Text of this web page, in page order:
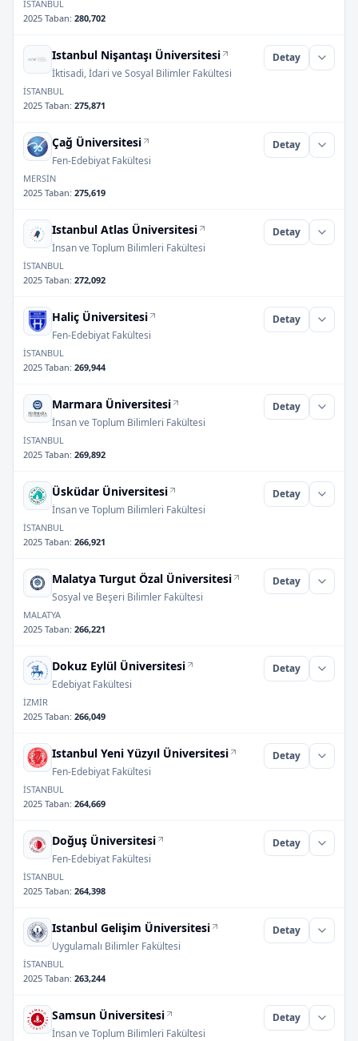
İSTANBUL
2025 Taban: 280,702
Istanbul Nişantaşı Üniversitesi
İktisadi, İdari ve Sosyal Bilimler Fakültesi
Detay
İSTANBUL
2025 Taban: 275,871
Çağ Üniversitesi
Fen-Edebiyat Fakültesi
Detay
MERSİN
2025 Taban: 275,619
Istanbul Atlas Üniversitesi
İnsan ve Toplum Bilimleri Fakültesi
Detay
İSTANBUL
2025 Taban: 272,092
Haliç Üniversitesi
Fen-Edebiyat Fakültesi
Detay
İSTANBUL
2025 Taban: 269,944
Marmara Üniversitesi
İnsan ve Toplum Bilimleri Fakültesi
Detay
İSTANBUL
2025 Taban: 269,892
Üsküdar Üniversitesi
İnsan ve Toplum Bilimleri Fakültesi
Detay
İSTANBUL
2025 Taban: 266,921
Malatya Turgut Özal Üniversitesi
Sosyal ve Beşeri Bilimler Fakültesi
Detay
MALATYA
2025 Taban: 266,221
Dokuz Eylül Üniversitesi
Edebiyat Fakültesi
Detay
İZMİR
2025 Taban: 266,049
Istanbul Yeni Yüzyıl Üniversitesi
Fen-Edebiyat Fakültesi
Detay
İSTANBUL
2025 Taban: 264,669
Doğuş Üniversitesi
Fen-Edebiyat Fakültesi
Detay
İSTANBUL
2025 Taban: 264,398
Istanbul Gelişim Üniversitesi
Uygulamalı Bilimler Fakültesi
Detay
İSTANBUL
2025 Taban: 263,244
Samsun Üniversitesi
İnsan ve Toplum Bilimleri Fakültesi
Detay